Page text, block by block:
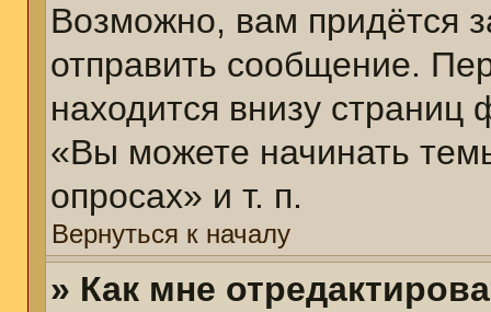
Возможно, вам придётся
отправить сообщение.
находится внизу
«Вы можете начинать
опросах» и т. п.
Вернуться к началу
» Как мне